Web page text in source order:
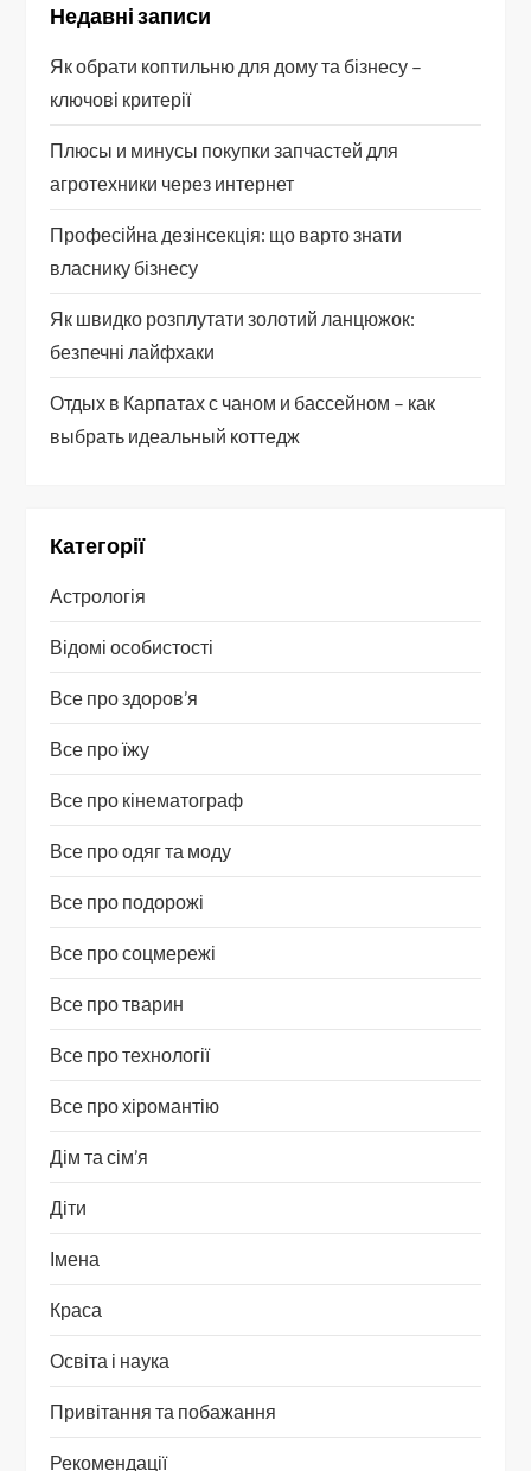
Недавні записи
Як обрати коптильню для дому та бізнесу –
ключові критерії
Плюсы и минусы покупки запчастей для
агротехники через интернет
Професійна дезінсекція: що варто знати
власнику бізнесу
Як швидко розплутати золотий ланцюжок:
безпечні лайфхаки
Отдых в Карпатах с чаном и бассейном – как
выбрать идеальный коттедж
Категорії
Астрологія
Відомі особистості
Все про здоров’я
Все про їжу
Все про кінематограф
Все про одяг та моду
Все про подорожі
Все про соцмережі
Все про тварин
Все про технології
Все про хіромантію
Дім та сім’я
Діти
Імена
Краса
Освіта і наука
Привітання та побажання
Рекомендації